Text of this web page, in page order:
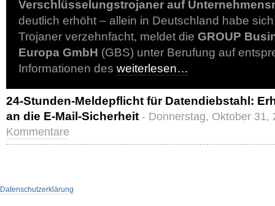
Verschlüsselungstrojaner auf
deutlich erhöht – allein in Deutschland habe
Trojaner verzehnfacht, meldet die GROUP
Europa GmbH (GBS) unter Berufung auf
Informationen des weiterlesen…
24-Stunden-Meldepflicht für Datendiebstahl:
an die E-Mail-Sicherheit - Donnerstag, Oktober
Kommentare
Datenschutzerklärung